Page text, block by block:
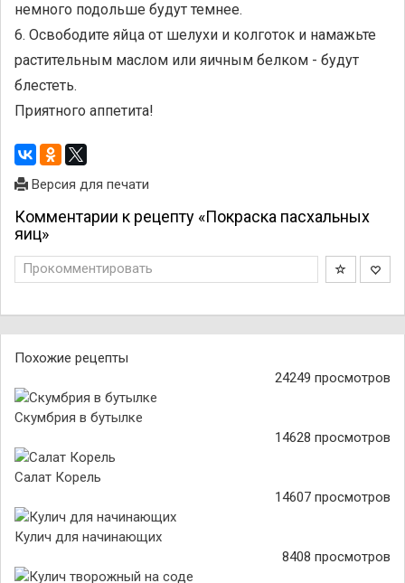
немного подольше будут темнее.
6. Освободите яйца от шелухи и колготок и намажьте
растительным маслом или яичным белком - будут
блестеть.
Приятного аппетита!
Версия для печати
Комментарии к рецепту «Покраска пасхальных
яиц»
Прокомментировать
Похожие рецепты
24249 просмотров
Скумбрия в бутылке
14628 просмотров
Салат Корель
14607 просмотров
Кулич для начинающих
8408 просмотров